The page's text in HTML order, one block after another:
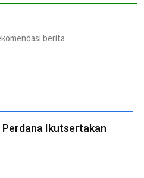
berita
Perdana Ikutsertakan